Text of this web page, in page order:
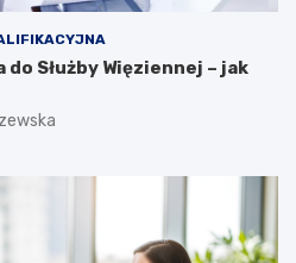
Służby Więziennej – jak